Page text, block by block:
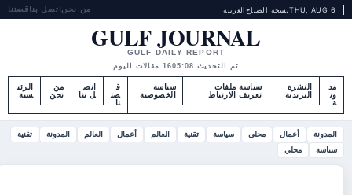
THU, AUG 6نسخة الصباحالعربية من نحناتصل بناقصتنا
GULF JOURNAL
GULF DAILY REPORT
تم التحديث 05:08 16 مقالات اليوم
الرئي
سية
من
نحن
اتص
ل بنا
صت
نا
سياسة
الخصوصية
سياسة ملفات
تعريف الارتباط
النشرة
البريدية
مد
ون
المدونة أعمال محلي سياسة تقنية العالم أعمال العالم المدونة
تقنية
سياسة
محلي